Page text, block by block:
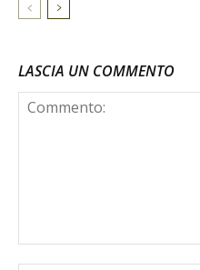
LASCIA UN COMMENTO